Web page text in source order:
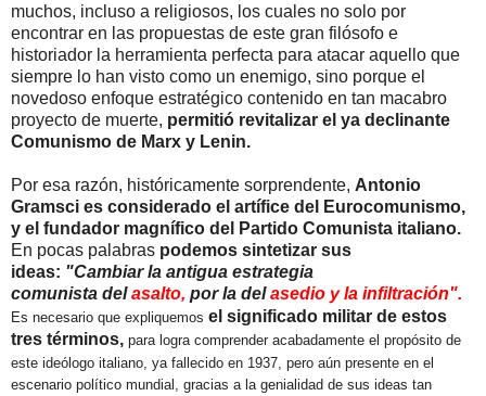
muchos, incluso a religiosos, los cuales no solo por
encontrar en las propuestas de este gran filósofo e
historiador la herramienta perfecta para atacar aquello que
siempre lo han visto como un enemigo, sino porque el
novedoso enfoque estratégico contenido en tan macabro
proyecto de muerte, permitió revitalizar el ya declinante
Comunismo de Marx y Lenin.
Por esa razón, históricamente sorprendente, Antonio
Gramsci es considerado el artífice del Eurocomunismo,
y el fundador magnífico del Partido Comunista italiano.
En pocas palabras podemos sintetizar sus
ideas: "Cambiar la antigua estrategia
comunista delasalto, por la delasedio y la infiltración".
Es necesario que expliquemos el significado militar de estos
tres términos, para logra comprender acabadamente el propósito de
este ideólogo italiano, ya fallecido en 1937, pero aún presente en el
escenario político mundial, gracias a la genialidad de sus ideas tan